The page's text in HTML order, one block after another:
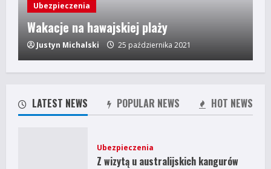
Ubezpieczenia
Wakacje na hawajskiej plaży
Justyn Michalski 25 października 2021
LATEST NEWS POPULAR NEWS HOT NEWS
Ubezpieczenia
Z wizytą u australijskich kangurów